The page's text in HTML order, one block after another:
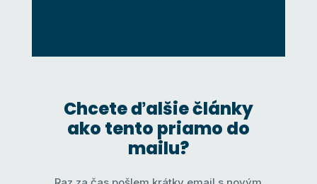
Chcete ďalšie články
ako tento priamo do
mailu?